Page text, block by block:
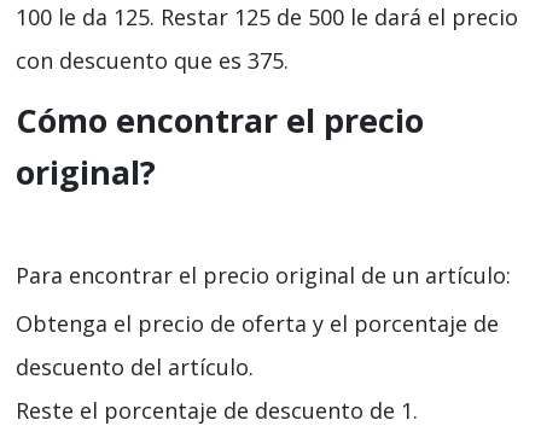
100 le da 125. Restar 125 de 500 le dará el precio
con descuento que es 375.
Cómo encontrar el precio
original?
Para encontrar el precio original de un artículo:
Obtenga el precio de oferta y el porcentaje de
descuento del artículo.
Reste el porcentaje de descuento de 1.